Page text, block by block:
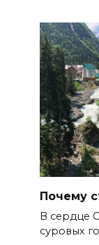
Почему
В сердце
суровых